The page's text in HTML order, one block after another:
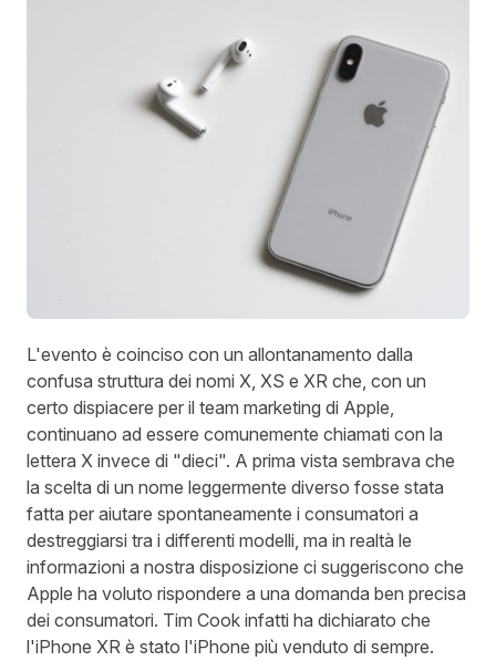
L'evento è coinciso con un allontanamento dalla
confusa struttura dei nomi X, XS e XR che, con un
certo dispiacere per il team marketing di Apple,
continuano ad essere comunemente chiamati con la
lettera X invece di "dieci". A prima vista sembrava che
la scelta di un nome leggermente diverso fosse stata
fatta per aiutare spontaneamente i consumatori a
destreggiarsi tra i differenti modelli, ma in realtà le
informazioni a nostra disposizione ci suggeriscono che
Apple ha voluto rispondere a una domanda ben precisa
dei consumatori. Tim Cook infatti ha dichiarato che
l'iPhone XR è stato l'iPhone più venduto di sempre.